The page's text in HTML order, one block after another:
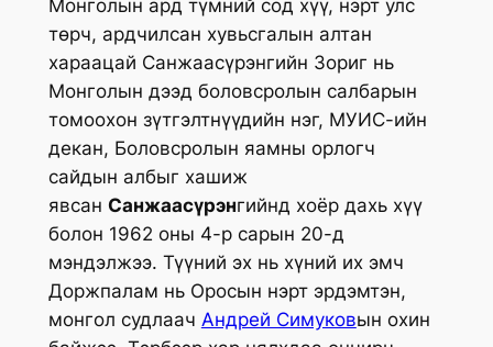
Монголын ард түмний сод хүү, нэрт улс
төрч, ардчилсан хувьсгалын алтан
хараацай Санжаасүрэнгийн Зориг нь
Монголын дээд боловсролын салбарын
томоохон зүтгэлтнүүдийн нэг, МУИС-ийн
декан, Боловсролын яамны орлогч
сайдын албыг хашиж
явсан Санжаасүрэнгийнд хоёр дахь хүү
болон 1962 оны 4-р сарын 20-д
мэндэлжээ. Түүний эх нь хүний их эмч
Доржпалам нь Оросын нэрт эрдэмтэн,
монгол судлаач Андрей Симуковын охин